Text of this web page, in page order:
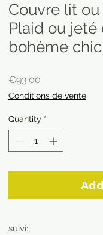
Couvre lit
Plaid ou jeté
bohème chic
€93.00
Conditions de vente
Quantity *
suivi: